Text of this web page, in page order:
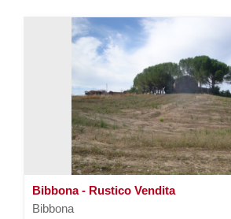
Bibbona - Rustico Vendita
Bibbona